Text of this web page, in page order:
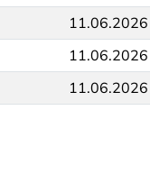
11.06.2026
11.06.2026
11.06.2026